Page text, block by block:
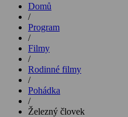
Domů
/
Program
/
Filmy
/
Rodinné filmy
/
Pohádka
/
Železný človek